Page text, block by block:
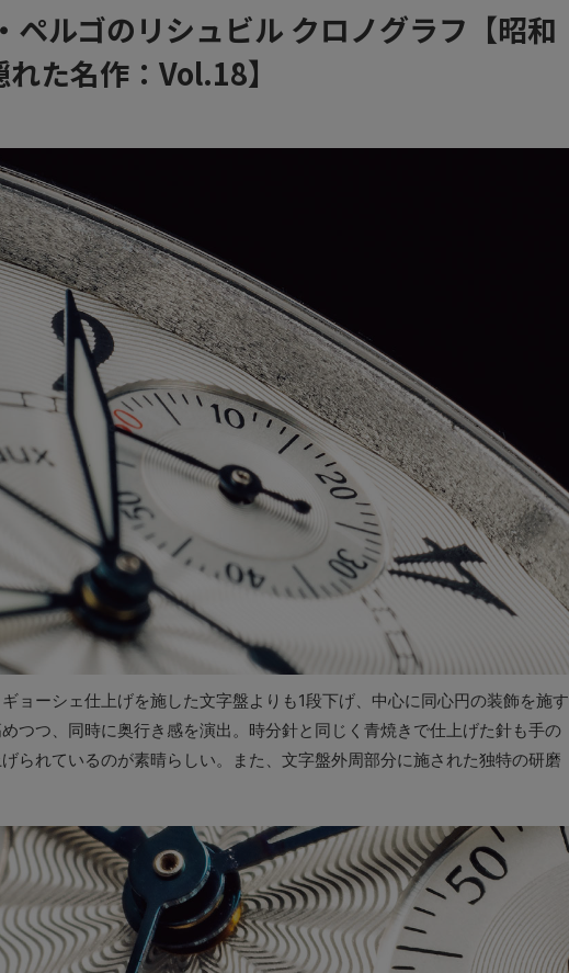
ペルゴのリシュビル クロノグラフ【昭和
た名作：Vol.18】
ョーシェ仕上げを施した文字盤よりも1段下げ、中心に同心円の装飾を施す
つつ、同時に奥行き感を演出。時分針と同じく青焼きで仕上げた針も手の
られているのが素晴らしい。また、文字盤外周部分に施された独特の研磨